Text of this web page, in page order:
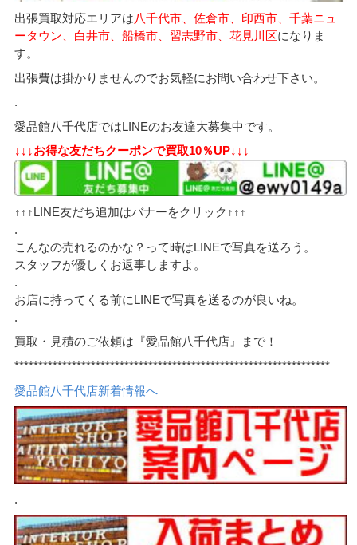
出張買取対応エリアは八千代市、佐倉市、印西市、千葉ニュ
ータウン、白井市、船橋市、習志野市、花見川区になりま
す。
出張費は掛かりませんのでお気軽にお問い合わせ下さい。
.
愛品館八千代店ではLINEのお友達大募集中です。
↓↓↓お得な友だちクーポンで買取10％UP↓↓↓
↑↑↑LINE友だち追加はバナーをクリック↑↑↑
.
こんなの売れるのかな？って時はLINEで写真を送ろう。
スタッフが優しくお返事しますよ。
.
お店に持ってくる前にLINEで写真を送るのが良いね。
.
買取・見積のご依頼は『愛品館八千代店』まで！
******************************************************************
愛品館八千代店新着情報へ
.